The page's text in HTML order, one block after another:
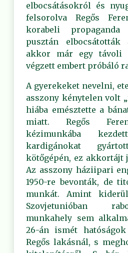
elbocsátásokról és
felsorolva Regős
korabeli
pusztán elbocsátották
akkor már egy távoli
végzett embert próbáló
A gyerekeket nevelni,
asszony kénytelen volt
hiába emésztette a
miatt. Regős
kézimunkába
kardigánokat
kötőgépén, ez akkortájt
Az asszony háziipari
1950-re bevonták, de
munkát. Amint
Szovjetunióban
munkahely sem
26-án ismét
Regős lakásnál, s